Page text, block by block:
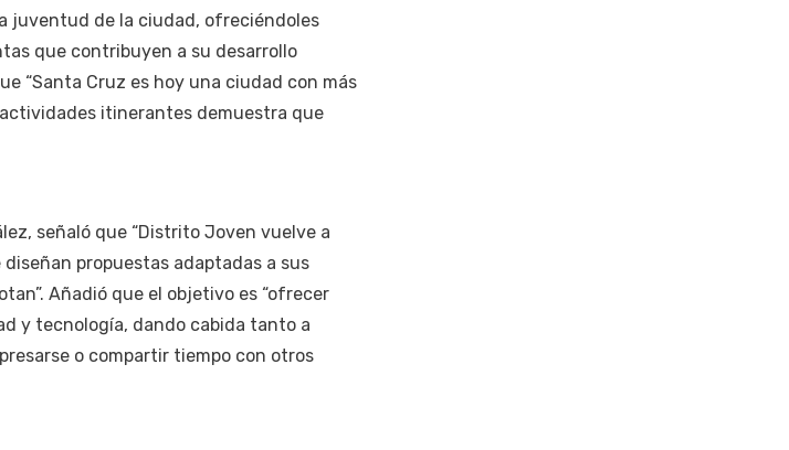
juventud de la ciudad, ofreciéndoles
que contribuyen a su desarrollo
“Santa Cruz es hoy una ciudad con más
itinerantes demuestra que
señaló que “Distrito Joven vuelve a
propuestas adaptadas a sus
Añadió que el objetivo es “ofrecer
y tecnología, dando cabida tanto a
o compartir tiempo con otros